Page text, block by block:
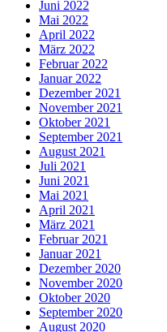
Juni 2022
Mai 2022
April 2022
März 2022
Februar 2022
Januar 2022
Dezember 2021
November 2021
Oktober 2021
September 2021
August 2021
Juli 2021
Juni 2021
Mai 2021
April 2021
März 2021
Februar 2021
Januar 2021
Dezember 2020
November 2020
Oktober 2020
September 2020
August 2020